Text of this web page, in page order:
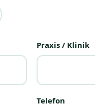
Praxis / Klinik
Telefon